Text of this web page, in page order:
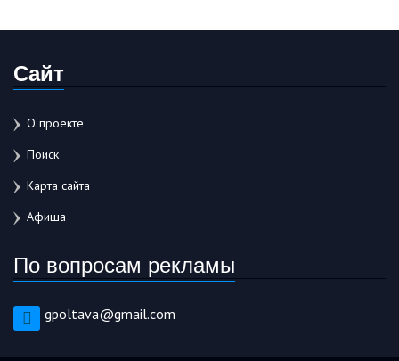
Сайт
О проекте
Поиск
Карта сайта
Афиша
По вопросам рекламы
gpoltava@gmail.com